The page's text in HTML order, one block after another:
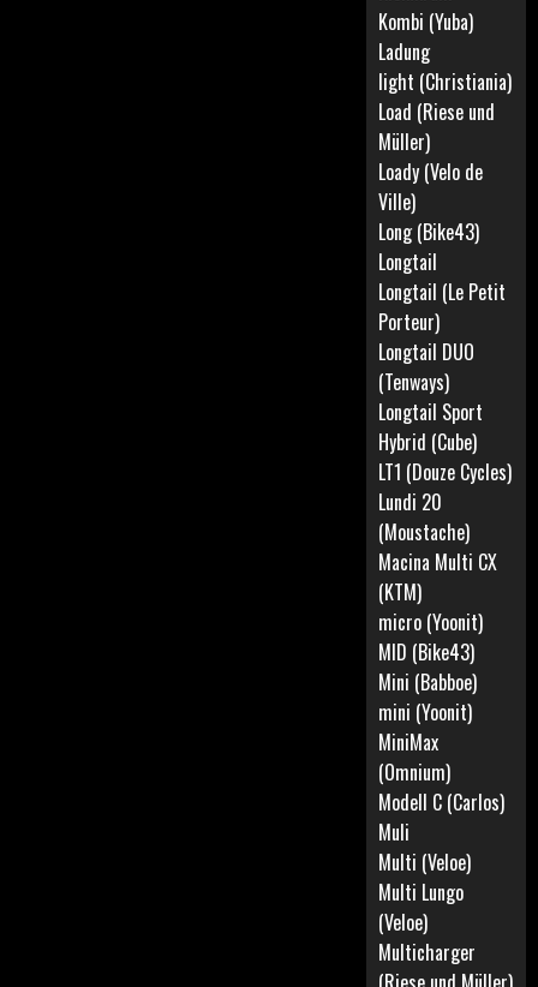
Kombi (Yuba)
Ladung
light (Christiania)
Load (Riese und
Müller)
Loady (Velo de
Ville)
Long (Bike43)
Longtail
Longtail (Le Petit
Porteur)
Longtail DUO
(Tenways)
Longtail Sport
Hybrid (Cube)
LT1 (Douze Cycles)
Lundi 20
(Moustache)
Macina Multi CX
(KTM)
micro (Yoonit)
MID (Bike43)
Mini (Babboe)
mini (Yoonit)
MiniMax
(Omnium)
Modell C (Carlos)
Muli
Multi (Veloe)
Multi Lungo
(Veloe)
Multicharger